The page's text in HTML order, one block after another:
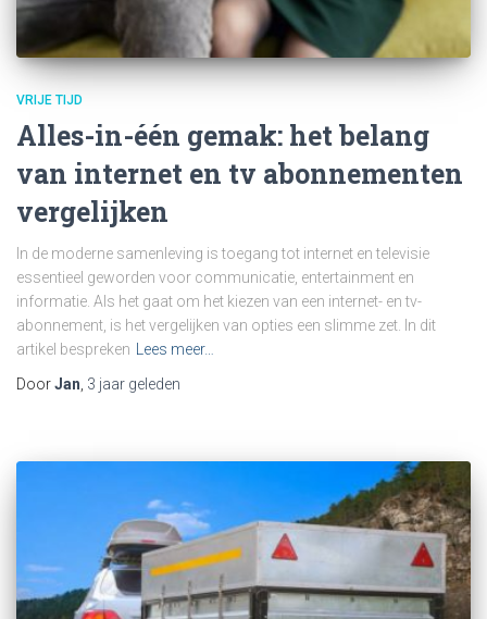
VRIJE TIJD
Alles-in-één gemak: het belang
van internet en tv abonnementen
vergelijken
In de moderne samenleving is toegang tot internet en televisie
essentieel geworden voor communicatie, entertainment en
informatie. Als het gaat om het kiezen van een internet- en tv-
abonnement, is het vergelijken van opties een slimme zet. In dit
artikel bespreken Lees meer…
DoorJan, 3 jaar geleden